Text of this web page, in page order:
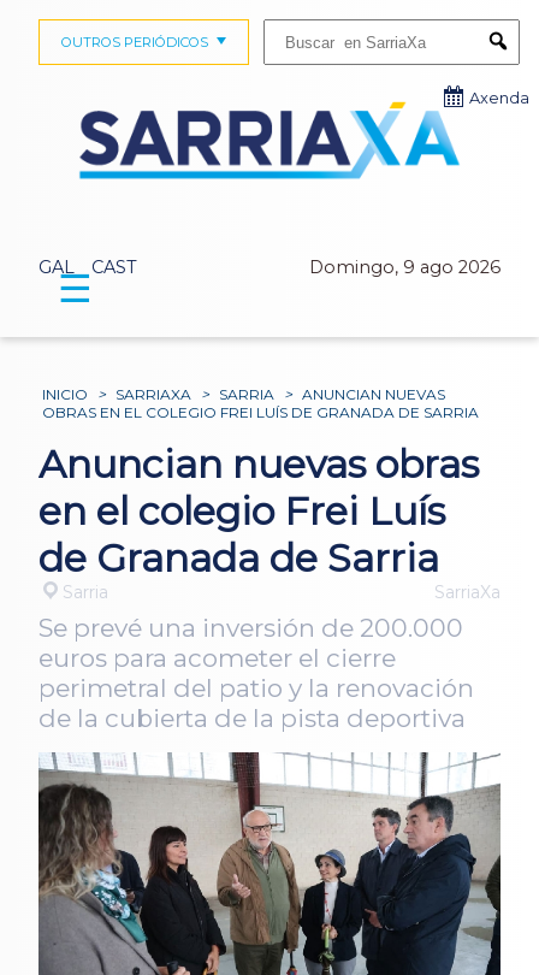
GAL CAST Domingo, 9 ago 2026
OUTROS PERIÓDICOS
Axenda
☰
INICIO > SARRIAXA > SARRIA > ANUNCIAN NUEVAS
OBRAS EN EL COLEGIO FREI LUÍS DE GRANADA DE SARRIA
Anuncian nuevas obras
en el colegio Frei Luís
de Granada de Sarria
Sarria SarriaXa
Se prevé una inversión de 200.000
euros para acometer el cierre
perimetral del patio y la renovación
de la cubierta de la pista deportiva